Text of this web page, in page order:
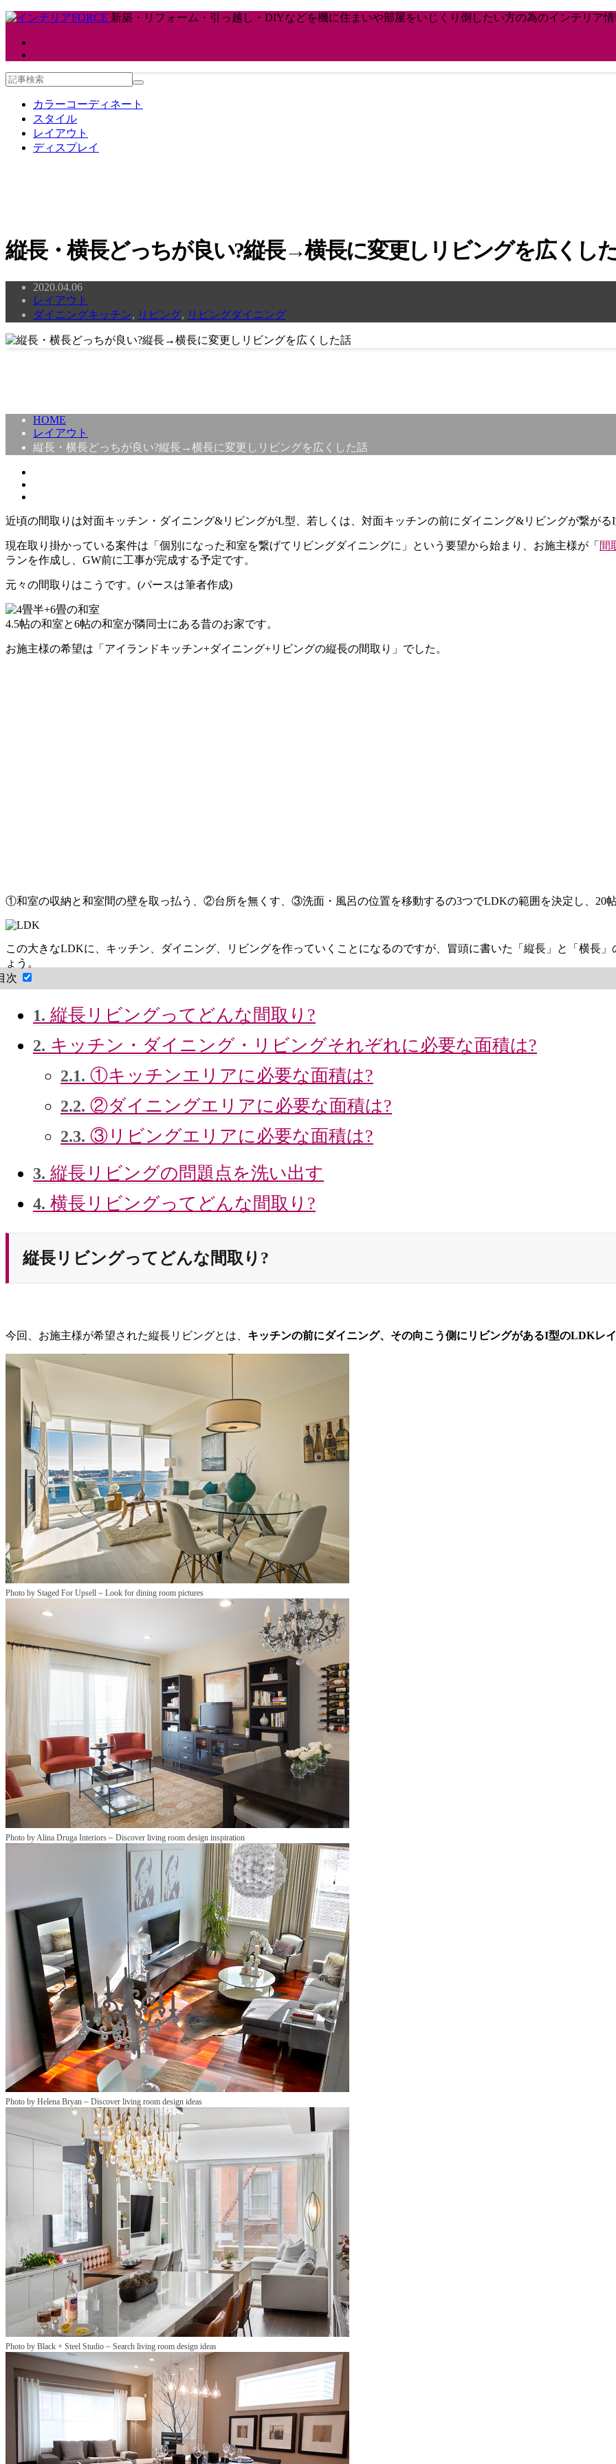
新築・リフォーム・引っ越し・DIYなどを機に住まいや部屋をいじくり倒したい方の為のインテリア情
カラーコーディネート
スタイル
レイアウト
ディスプレイ
縦長・横長どっちが良い?縦長→横長に変更しリビングを広くし
2020.04.06
レイアウト
ダイニングキッチン, リビング, リビングダイニング
HOME
レイアウト
縦長・横長どっちが良い?縦長→横長に変更しリビングを広くした話
近頃の間取りは対面キッチン・ダイニング&リビングがL型、若しくは、対面キッチンの前にダイニング&リビングが繋がるI
現在取り掛かっている案件は「個別になった和室を繋げてリビングダイニングに」という要望から始まり、お施主様が「 間
ランを作成し、GW前に工事が完成する予定です。
元々の間取りはこうです。(パースは筆者作成)
4.5帖の和室と6帖の和室が隣同士にある昔のお家です。
お施主様の希望は「アイランドキッチン+ダイニング+リビングの縦長の間取り」でした。
①和室の収納と和室間の壁を取っ払う、②台所を無くす、③洗面・風呂の位置を移動するの3つでLDKの範囲を決定し、20帖
この大きなLDKに、キッチン、ダイニング、リビングを作っていくことになるのですが、冒頭に書いた「縦長」と「横長
ょう。
次
1. 縦長リビングってどんな間取り?
2. キッチン・ダイニング・リビングそれぞれに必要な面積は?
2.1. ①キッチンエリアに必要な面積は?
2.2. ②ダイニングエリアに必要な面積は?
2.3. ③リビングエリアに必要な面積は?
3. 縦長リビングの問題点を洗い出す
4. 横長リビングってどんな間取り?
縦長リビングってどんな間取り?
今回、お施主様が希望された縦長リビングとは、 キッチンの前にダイニング、その向こう側にリビングがあるI型のLDKレ
Photo by Staged For Upsell – Look for dining room pictures
Photo by Alina Druga Interiors – Discover living room design inspiration
Photo by Helena Bryan – Discover living room design ideas
Photo by Black + Steel Studio – Search living room design ideas